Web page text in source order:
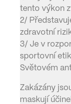
tento výkon
2/
zdravotní
3/ Je v
sportovní
Světovém
Zakázány
maskují